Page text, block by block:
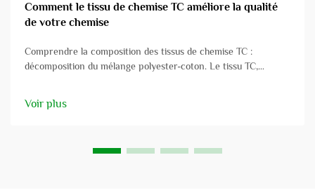
Comment le tissu de chemise TC améliore la qualité
de votre chemise
Comprendre la composition des tissus de chemise TC :
décomposition du mélange polyester-coton. Le tissu TC,
fibres. Le polyester apporte sa durabilité au tissu...
Voir plus